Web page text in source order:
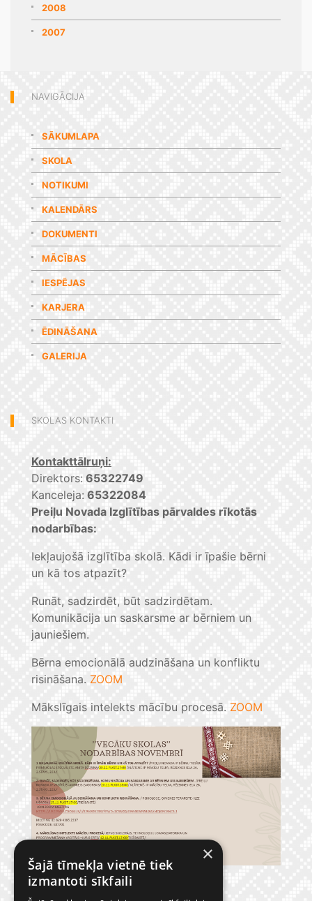
2008
2007
NAVIGĀCIJA
SĀKUMLAPA
SKOLA
NOTIKUMI
KALENDĀRS
DOKUMENTI
MĀCĪBAS
IESPĒJAS
KARJERA
ĒDINĀŠANA
GALERIJA
SKOLAS KONTAKTI
Kontakttālruņi:
Direktors: 65322749
Kanceleja: 65322084
Preiļu Novada Izglītības pārvaldes rīkotās
nodarbības:
Iekļaujošā izglītība skolā. Kādi ir īpašie bērni
un kā tos atpazīt?
Runāt, sadzirdēt, būt sadzirdētam.
Komunikācija un saskarsme ar bērniem un
jauniešiem.
Bērna emocionālā audzināšana un konfliktu
risināšana. ZOOM
Mākslīgais intelekts mācību procesā. ZOOM
×
Šajā tīmekļa vietnē tiek
izmantoti sīkfaili